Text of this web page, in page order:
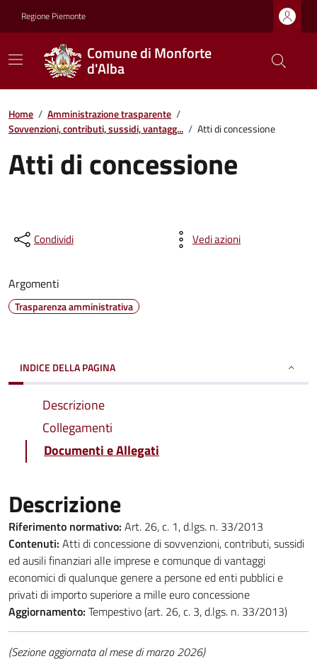
Regione Piemonte
Comune di Monforte
d'Alba
Home / Amministrazione trasparente /
Sovvenzioni, contributi, sussidi, vantagg... / Atti di concessione
Atti di concessione
Condividi Vedi azioni
Argomenti
Trasparenza amministrativa
INDICE DELLA PAGINA
Descrizione
Collegamenti
Documenti e Allegati
Descrizione
Riferimento normativo: Art. 26, c. 1, d.lgs. n. 33/2013
Contenuti: Atti di concessione di sovvenzioni, contributi, sussidi
ed ausili finanziari alle imprese e comunque di vantaggi
economici di qualunque genere a persone ed enti pubblici e
privati di importo superiore a mille euro concessione
Aggiornamento: Tempestivo (art. 26, c. 3, d.lgs. n. 33/2013)
(Sezione aggiornata al mese di marzo 2026)